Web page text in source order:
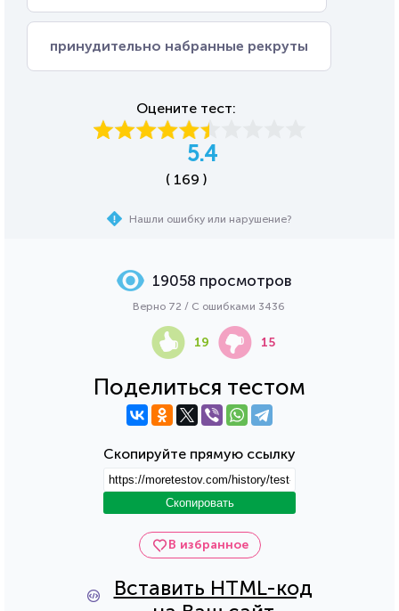
принудительно набранные рекруты
Оцените тест:
5.4
( 169 )
Нашли ошибку или нарушение?
В избранное
Вставить HTML-код
Поделиться тестом
Скопируйте прямую ссылку
Скопировать
19058 просмотров
Верно 72 / С ошибками 3436
19 15